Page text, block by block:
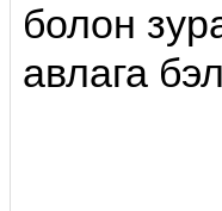
болон
авлага